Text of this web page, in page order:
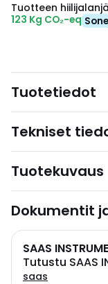
Tuotteen
123 Kg CO₂-eq
Tuotetiedot
Tekniset
Tuotekuvaus
Dokumentit
SAAS
Tutustu SAAS
saas